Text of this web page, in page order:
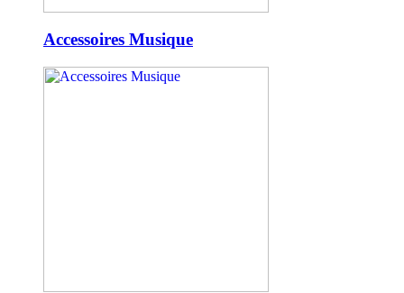
Accessoires Musique